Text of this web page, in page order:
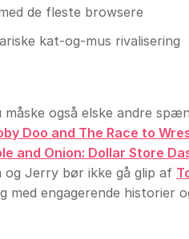
de fleste browsere
kat-og-mus rivalisering
også elske andre
Doo and The Race to
and Onion: Dollar Store
og Jerry bør ikke gå glip af
med engagerende historier